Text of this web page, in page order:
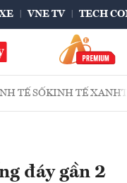
VNE TV TECH
TẾ SỐKINH TẾ XANH
đáy gần 2